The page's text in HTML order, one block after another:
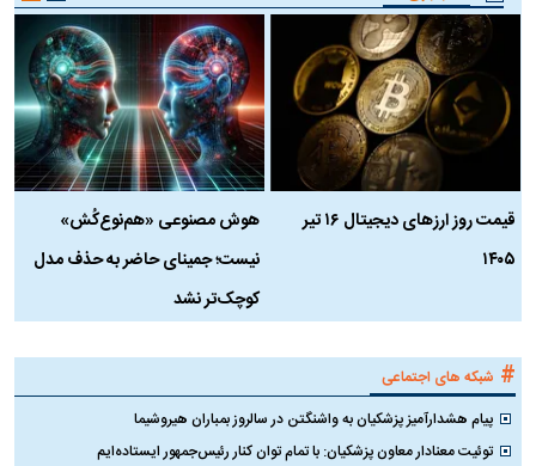
قیمت روز ارز‌های دیجیتال ۱۶ تیر
۱۴۰۵
هوش مصنوعی «هم‌نوع‌کُش»
نیست؛ جمینای حاضر به حذف مدل
کوچک‌تر نشد
# شبکه های اجتماعی
پیام هشدارآمیز پزشکیان به واشنگتن در سالروز بمباران هیروشیما
توئیت معنادار معاون پزشکیان: با تمام توان کنار رئیس‌جمهور ایستاده‌ایم